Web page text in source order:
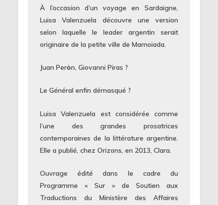
À l’occasion d’un voyage en Sardaigne,
Luisa Valenzuela découvre une version
selon laquelle le leader argentin serait
originaire de la petite ville de Mamoiada.
Juan Perȯn, Giovanni Piras ?
Le Général enfin démasqué ?
Luisa Valenzuela est considérée comme
l’une des grandes prosatrices
contemporaines de la littérature argentine.
Elle a publié, chez Orizons, en 2013, Clara.
Ouvrage édité dans le cadre du
Programme « Sur » de Soutien aux
Traductions du Ministère des Affaires